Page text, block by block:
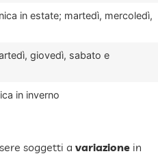
in estate; martedì, mercoledì,
giovedì, sabato e
in inverno
soggetti a variazione in